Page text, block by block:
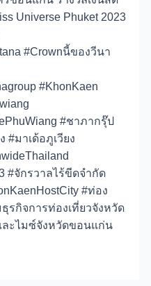
Universe Phuket 2023
#Crownนี้ของวีนา
#KhonKaen
#ชาภากรุ๊ป
#มาเด้อภูเวียง
#จักรวาลไร้ขีดจำกัด
#ท่อง
รกิจการท่องเที่ยวจังหวัด
ะไมซ์จังหวัดขอนแก่น